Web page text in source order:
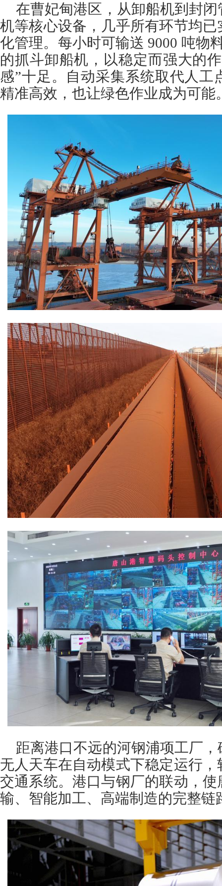
在曹妃甸港区，从卸船机到封
机等核心设备，几乎所有环节均
化管理。每小时可输送 9000 吨物
的抓斗卸船机，以稳定而强大的
感”十足。自动采集系统取代人工
精准高效，也让绿色作业成为可能
距离港口不远的河钢浦项工厂
无人天车在自动模式下稳定运行
交通系统。港口与钢厂的联动，
输、智能加工、高端制造的完整链